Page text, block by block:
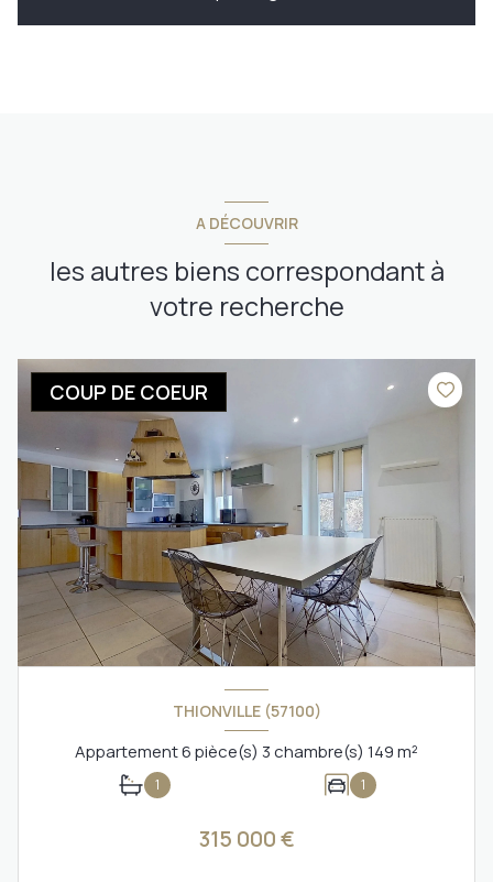
A DÉCOUVRIR
les autres biens correspondant à
votre recherche
COUP DE COEUR
THIONVILLE (57100)
Appartement 6 pièce(s) 3 chambre(s) 149 m²
1 1
315 000 €